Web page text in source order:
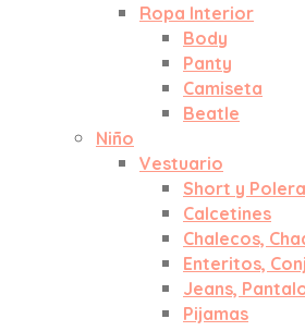
Ropa Interior
Body
Panty
Camiseta
Beatle
Niño
Vestuario
Short y Polera
Calcetines
Chalecos,
Enteritos,
Jeans,
Pijamas